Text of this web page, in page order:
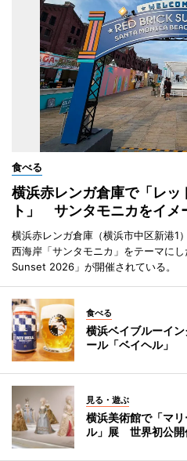
食べる
横浜赤レンガ倉庫で「レッ
ト」 サンタモニカをイ
横浜赤レンガ倉庫（横浜市中区新港1
西海岸「サンタモニカ」をテーマに
Sunset 2026」が開催されている。
食べる
横浜ベイブルーイ
ール「ベイヘル」
見る・遊ぶ
横浜美術館で「マ
ル」展 世界初公開